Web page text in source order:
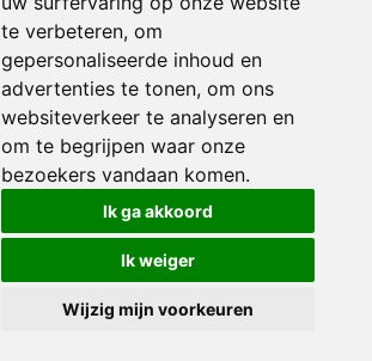
te verbeteren, om
gepersonaliseerde inhoud en
advertenties te tonen, om ons
websiteverkeer te analyseren en
om te begrijpen waar onze
bezoekers vandaan komen.
Ik ga akkoord
Ik weiger
Wijzig mijn voorkeuren
LinkedIn YouTube InstagramFacebook